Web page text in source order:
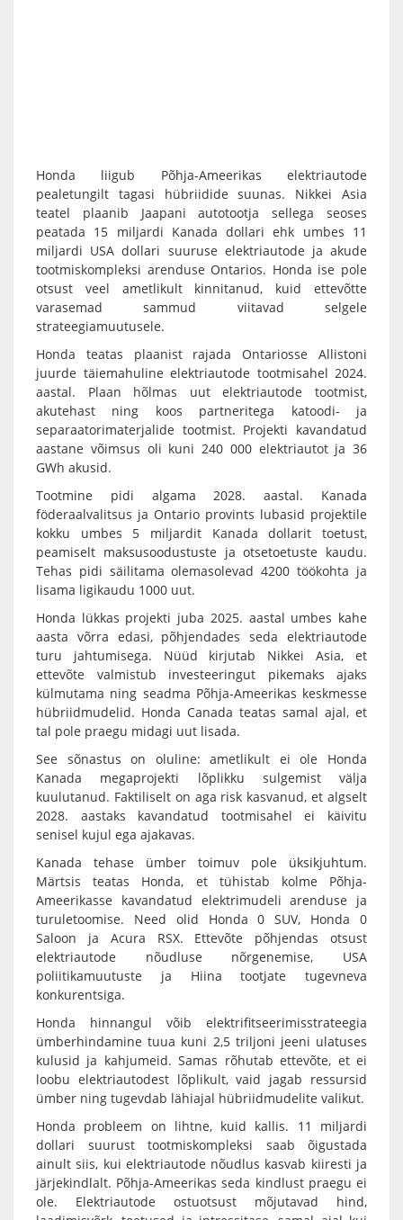
Honda liigub Põhja-Ameerikas elektriautode
pealetungilt tagasi hübriidide suunas. Nikkei Asia
teatel plaanib Jaapani autotootja sellega seoses
peatada 15 miljardi Kanada dollari ehk umbes 11
miljardi USA dollari suuruse elektriautode ja akude
tootmiskompleksi arenduse Ontarios. Honda ise pole
otsust veel ametlikult kinnitanud, kuid ettevõtte
varasemad sammud viitavad selgele
strateegiamuutusele.
Honda teatas plaanist rajada Ontariosse Allistoni
juurde täiemahuline elektriautode tootmisahel 2024.
aastal. Plaan hõlmas uut elektriautode tootmist,
akutehast ning koos partneritega katoodi- ja
separaatorimaterjalide tootmist. Projekti kavandatud
aastane võimsus oli kuni 240 000 elektriautot ja 36
GWh akusid.
Tootmine pidi algama 2028. aastal. Kanada
föderaalvalitsus ja Ontario provints lubasid projektile
kokku umbes 5 miljardit Kanada dollarit toetust,
peamiselt maksusoodustuste ja otsetoetuste kaudu.
Tehas pidi säilitama olemasolevad 4200 töökohta ja
lisama ligikaudu 1000 uut.
Honda lükkas projekti juba 2025. aastal umbes kahe
aasta võrra edasi, põhjendades seda elektriautode
turu jahtumisega. Nüüd kirjutab Nikkei Asia, et
ettevõte valmistub investeeringut pikemaks ajaks
külmutama ning seadma Põhja-Ameerikas keskmesse
hübriidmudelid. Honda Canada teatas samal ajal, et
tal pole praegu midagi uut lisada.
See sõnastus on oluline: ametlikult ei ole Honda
Kanada megaprojekti lõplikku sulgemist välja
kuulutanud. Faktiliselt on aga risk kasvanud, et algselt
2028. aastaks kavandatud tootmisahel ei käivitu
senisel kujul ega ajakavas.
Kanada tehase ümber toimuv pole üksikjuhtum.
Märtsis teatas Honda, et tühistab kolme Põhja-
Ameerikasse kavandatud elektrimudeli arenduse ja
turuletoomise. Need olid Honda 0 SUV, Honda 0
Saloon ja Acura RSX. Ettevõte põhjendas otsust
elektriautode nõudluse nõrgenemise, USA
poliitikamuutuste ja Hiina tootjate tugevneva
konkurentsiga.
Honda hinnangul võib elektrifitseerimisstrateegia
ümberhindamine tuua kuni 2,5 triljoni jeeni ulatuses
kulusid ja kahjumeid. Samas rõhutab ettevõte, et ei
loobu elektriautodest lõplikult, vaid jagab ressursid
ümber ning tugevdab lähiajal hübriidmudelite valikut.
Honda probleem on lihtne, kuid kallis. 11 miljardi
dollari suurust tootmiskompleksi saab õigustada
ainult siis, kui elektriautode nõudlus kasvab kiiresti ja
järjekindlalt. Põhja-Ameerikas seda kindlust praegu ei
ole. Elektriautode ostuotsust mõjutavad hind,